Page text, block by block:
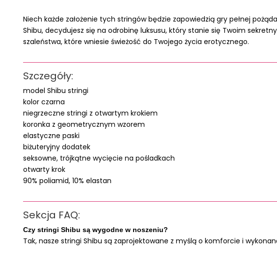
Niech każde założenie tych stringów będzie zapowiedzią gry pełnej
Shibu, decydujesz się na odrobinę luksusu, który stanie się Twoim
szaleństwa, które wniesie świeżość do Twojego życia erotycznego.
Szczegóły:
model Shibu stringi
kolor czarna
niegrzeczne stringi z otwartym krokiem
koronka z geometrycznym wzorem
elastyczne paski
biżuteryjny dodatek
seksowne, trójkątne wycięcie na pośladkach
otwarty krok
90% poliamid, 10% elastan
Sekcja FAQ:
Czy stringi Shibu są wygodne w noszeniu?
Tak, nasze stringi Shibu są zaprojektowane z myślą o komforcie i